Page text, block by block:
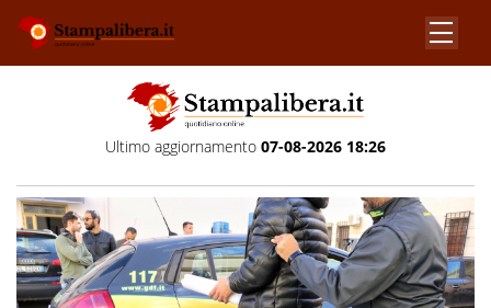
Ultimo aggiornamento 07-08-2026 18:26